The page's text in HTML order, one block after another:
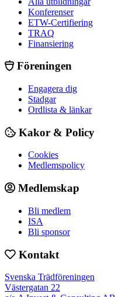
Konferenser
ETW-Certifiering
TRAQ
Finansiering
Föreningen
Engagera dig
Stadgar
Ordlista & länkar
Kakor & Policy
Cookies
Medlemspolicy
Medlemskap
Bli medlem
ISA
Bli sponsor
Kontakt
Svenska Trädföreningen
Västergatan 22